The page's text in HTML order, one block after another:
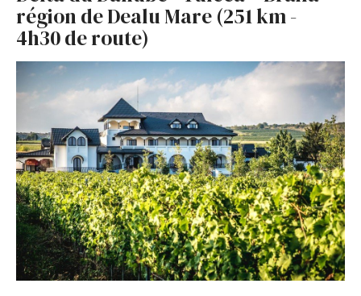
région de Dealu Mare (251 km -
4h30 de route)